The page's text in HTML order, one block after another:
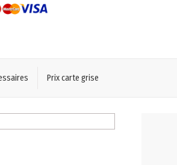
Prix carte grise